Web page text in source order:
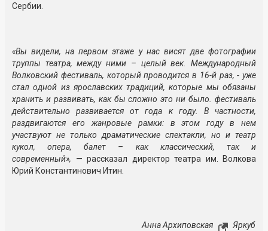
Сербии.
«Вы видели, на первом этаже у нас висят две фотографии
труппы театра, между ними – целый век. Международный
Волковский фестиваль, который проводится в 16-й раз, - уже
стал одной из ярославских традиций, которые мы обязаны
хранить и развивать, как бы сложно это ни было. фестиваль
действительно развивается от года к году. В частности,
раздвигаются его жанровые рамки: в этом году в нем
участвуют не только драматические спектакли, но и театр
кукол, опера, балет – как классический, так и
современный», — рассказал директор театра им. Волкова
Юрий Константинович Итин.
Анна Архиповская Яркуб